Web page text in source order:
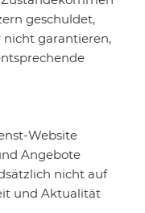
geschuldet,
nicht garantieren,
Website
Angebote
nicht auf
und Aktualität